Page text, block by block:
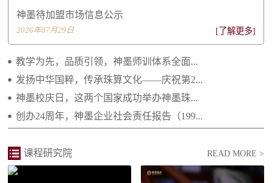
2022.06.20 同行致远 感谢相伴——致关心支...
2022.06.20 不忘初心 感恩有您——致所有神...
2021.04.29 继往开来 携手向前 ——2021年...
2021.02.25 庆祝建党一百周年 祝福祖国繁荣...
神墨待加盟市场信息公示
[了解更多]
2026年07月29日
教学为先，品质引领，神墨师训体系全面...
发扬中华国粹，传承珠算文化——庆祝第2...
神墨校庆日，这两个国家成功举办神墨珠...
创办24周年，神墨企业社会责任报告（199...
READ MORE >
课程研究院